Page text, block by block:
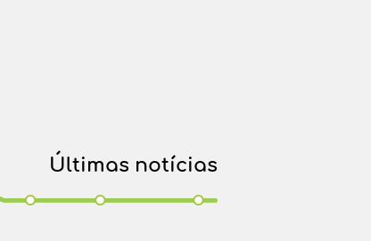
Últimas notícias